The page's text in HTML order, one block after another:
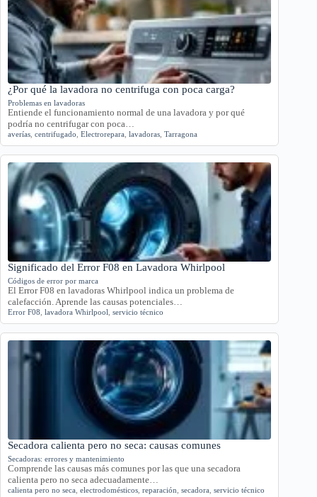
¿Por qué la lavadora no centrifuga con poca carga?
Problemas en lavadoras
Entiende el funcionamiento normal de una lavadora y por qué
podría no centrifugar con poca…
averías centrifugado Electrorepara lavadoras Tarragona
Significado del Error F08 en Lavadora Whirlpool
Códigos de error por marca
El Error F08 en lavadoras Whirlpool indica un problema de
calefacción. Aprende las causas potenciales…
Error F08 lavadora Whirlpool servicio técnico
Secadora calienta pero no seca: causas comunes
Secadoras: errores y mantenimiento
Comprende las causas más comunes por las que una secadora
calienta pero no seca adecuadamente…
calienta pero no seca electrodomésticos reparación secadora servicio técnico